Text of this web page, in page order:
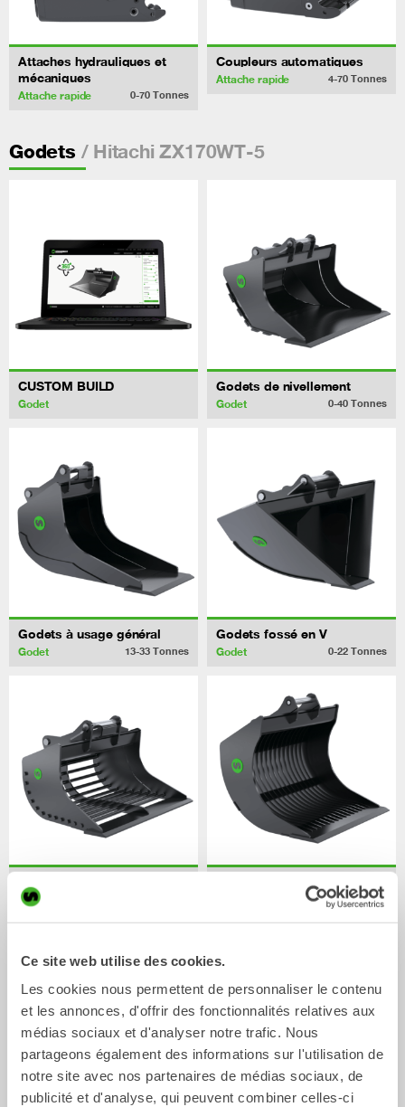
Ce site web utilise des cookies.
Les cookies nous permettent de personnaliser le contenu
et les annonces, d'offrir des fonctionnalités relatives aux
médias sociaux et d'analyser notre trafic. Nous
partageons également des informations sur l'utilisation de
notre site avec nos partenaires de médias sociaux, de
publicité et d'analyse, qui peuvent combiner celles-ci
Attaches hydrauliques et
mécaniques
Attache rapide 0-70 Tonnes
Coupleurs automatiques
Attache rapide 4-70 Tonnes
Godets / Hitachi ZX170WT-5
CUSTOM BUILD
Godet
Godets de nivellement
Godet 0-40 Tonnes
Godets à usage général
Godet 13-33 Tonnes
Godets fossé en V
Godet 0-22 Tonnes
Godet
Godets squelettes
0-20Tonnes